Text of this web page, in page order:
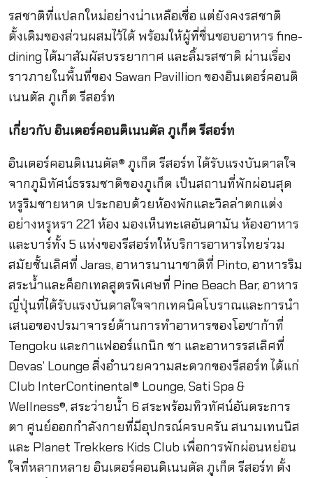
รสชาติที่แปลกใหม่อย่างน่าเหลือเชื่อ แต่ยังคงรสชาติ
ดั้งเดิมของส่วนผสมไว้ได้ พร้อมให้ผู้ที่ชื่นชอบอาหาร fine-
dining ได้มาสัมผัสบรรยากาศ และลิ้มรสชาติ ผ่านเรื่อง
ราวภายในพื้นที่ของ Sawan Pavillion ของอินเตอร์คอนติ
เนนตัล ภูเก็ต รีสอร์ท
เกี่ยวกับ อินเตอร์คอนติเนนตัล ภูเก็ต รีสอร์ท
อินเตอร์คอนติเนนตัล® ภูเก็ต รีสอร์ท ได้รับแรงบันดาลใจ
จากภูมิทัศน์ธรรมชาติของภูเก็ต เป็นสถานที่พักผ่อนสุด
หรูริมชายหาด ประกอบด้วยห้องพักและวิลล่าตกแต่ง
อย่างหรูหรา 221 ห้อง มองเห็นทะเลอันดามัน ห้องอาหาร
และบาร์ทั้ง 5 แห่งของรีสอร์ทให้บริการอาหารไทยร่วม
สมัยชั้นเลิศที่ Jaras, อาหารนานาชาติที่ Pinto, อาหารริม
สระน้ำและค็อกเทลสูตรพิเศษที่ Pine Beach Bar, อาหาร
ญี่ปุ่นที่ได้รับแรงบันดาลใจจากเทคนิคโบราณและการนำ
เสนอของปรมาจารย์ด้านการทำอาหารของโอซาก้าที่
Tengoku และกาแฟออร์แกนิก ชา และอาหารรสเลิศที่
Devas’ Lounge สิ่งอำนวยความสะดวกของรีสอร์ท ได้แก่
Club InterContinental® Lounge, Sati Spa &
Wellness®, สระว่ายน้ำ 6 สระพร้อมทิวทัศน์อันตระการ
ตา ศูนย์ออกกำลังกายที่มีอุปกรณ์ครบครัน สนามเทนนิส
และ Planet Trekkers Kids Club เพื่อการพักผ่อนหย่อน
ใจที่หลากหลาย อินเตอร์คอนติเนนตัล ภูเก็ต รีสอร์ท ตั้ง